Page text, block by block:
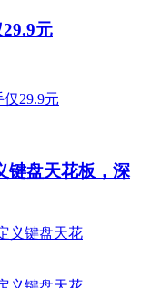
元
键盘天花板，深